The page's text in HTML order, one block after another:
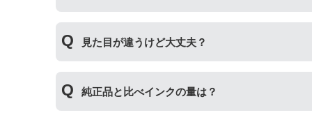
いただくことができます。
見た目が違うけど大丈夫？
場合もございます。使用には問題ございませんの
純正品と比べインクの量は？